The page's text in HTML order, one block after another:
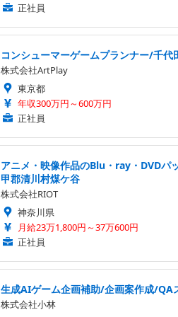
正社員
コンシューマーゲームプランナー/千
株式会社ArtPlay
東京都
年収300万円～600万円
正社員
アニメ・映像作品のBlu・ray・DVDパ
甲郡清川村煤ケ谷
株式会社RIOT
神奈川県
月給23万1,800円～37万600円
正社員
生成AIゲーム企画補助/企画案作成/QA
株式会社小林